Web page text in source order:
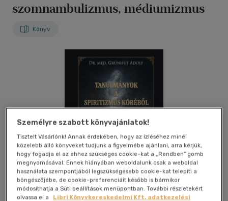
szomnambulizmus, médiumizmus
Könyv
Személyre szabott könyvajánlatok!
Tisztelt Vásárlónk! Annak érdekében, hogy az ízléséhez minél
közelebb álló könyveket tudjunk a figyelmébe ajánlani, arra kérjük,
hogy fogadja el az ehhez szükséges cookie-kat a „Rendben” gomb
megnyomásával. Ennek hiányában weboldalunk csak a weboldal
használata szempontjából legszükségesebb cookie-kat telepíti a
böngészőjébe, de cookie-preferenciáit később is bármikor
módosíthatja a Süti beállítások menüpontban. További részletekért
olvassa el a
Libri Könyvkereskedelmi Kft. adatkezelési